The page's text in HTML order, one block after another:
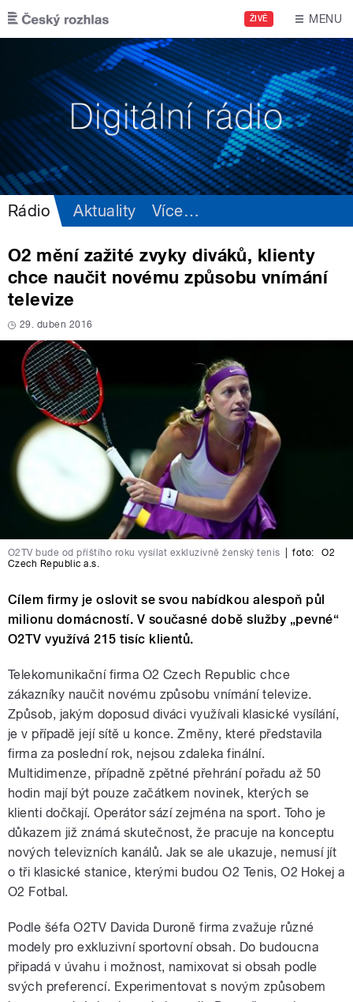
Přejít k hlavnímu obsahu
ŽIVĚ MENU
Rádio Aktuality Více…
O2 mění zažité zvyky diváků, klienty
chce naučit novému způsobu vnímání
televize
29. duben 2016
O2TV bude od příštího roku vysílat exkluzivně ženský tenis foto:
O2
Czech Republic a.s.
Cílem firmy je oslovit se svou nabídkou alespoň půl
milionu domácností. V současné době služby „pevné“
O2TV využívá 215 tisíc klientů.
Telekomunikační firma O2 Czech Republic chce
zákazníky naučit novému způsobu vnímání televize.
Způsob, jakým doposud diváci využívali klasické vysílání,
je v případě její sítě u konce. Změny, které představila
firma za poslední rok, nejsou zdaleka finální.
Multidimenze, případně zpětné přehrání pořadu až 50
hodin mají být pouze začátkem novinek, kterých se
klienti dočkají. Operátor sází zejména na sport. Toho je
důkazem již známá skutečnost, že pracuje na konceptu
nových televizních kanálů. Jak se ale ukazuje, nemusí jít
o tři klasické stanice, kterými budou O2 Tenis, O2 Hokej a
O2 Fotbal.
Podle šéfa O2TV Davida Duroně firma zvažuje různé
modely pro exkluzivní sportovní obsah. Do budoucna
připadá v úvahu i možnost, namixovat si obsah podle
svých preferencí. Experimentovat s novým způsobem